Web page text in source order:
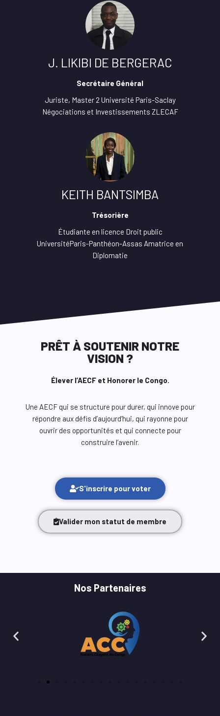
J. LIKIBI DE BERGERAC
Secrétaire Général
Juriste, Master 2 Université Paris-Saclay
Négociations et Investissements ZLECAF
KEITH BANTSIMBA
Trésorière
Étudiante en licence Droit public
UniversitéParis-Panthéon-Assas Amatrice en
Diplomatie
PRÊT À SOUTENIR NOTRE
VISION ?
Élever l’AECF et Honorer le Congo.
Une AECF qui se structure pour durer, qui innove pour
répondre aux défis d’aujourd’hui, qui rayonne pour
ouvrir des opportunités et qui connecte pour
construire l’avenir.
S'inscrire pour voter
Valider mon statut de membre
Nos Partenaires